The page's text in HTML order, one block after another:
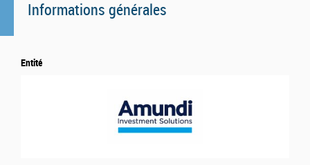
Informations générales
Entité